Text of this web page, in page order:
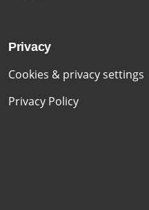
Privacy
Cookies & privacy settings
Privacy Policy